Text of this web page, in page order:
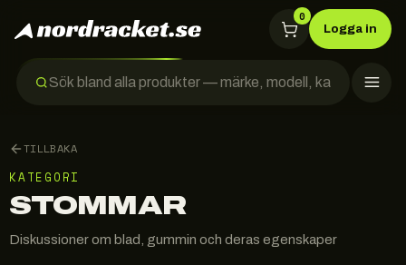
0
Logga in
TILLBAKA
KATEGORI
STOMMAR
Diskussioner om blad, gummin och deras egenskaper